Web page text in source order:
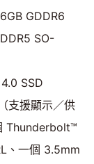
GDDR6
SO-
SSD
支援顯示／供
Thunderbolt™
、一個 3.5mm